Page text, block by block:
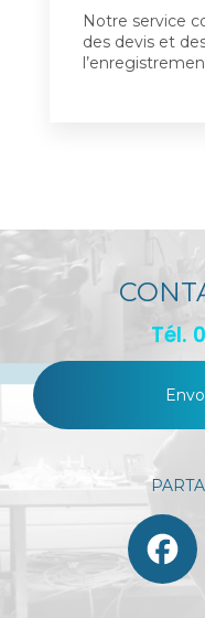
Notre service
des devis et
Tél.